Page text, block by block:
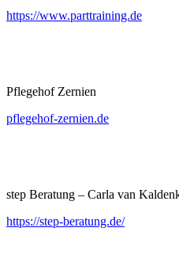
https://www.parttraining.de
Pflegehof Zernien
pflegehof-zernien.de
step Beratung – Carla van
https://step-beratung.de/